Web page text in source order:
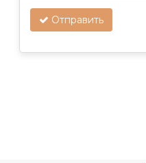
Отправить